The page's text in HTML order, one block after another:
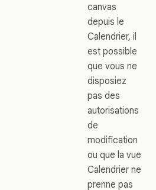
canvas
depuis le
Calendrier, il
est possible
que vous ne
disposiez
pas des
autorisations
de
modification
ou que la vue
Calendrier ne
prenne pas